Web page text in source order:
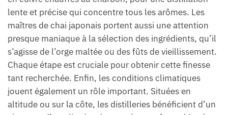
lente et précise qui concentre tous les arômes. Les
maîtres de chai japonais portent aussi une attention
presque maniaque à la sélection des ingrédients, qu’il
s’agisse de l’orge maltée ou des fûts de vieillissement.
Chaque étape est cruciale pour obtenir cette finesse
tant recherchée. Enfin, les conditions climatiques
jouent également un rôle important. Situées en
altitude ou sur la côte, les distilleries bénéficient d’un